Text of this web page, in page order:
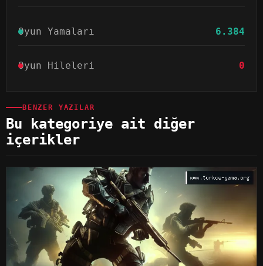
Oyun Yamaları 6.384
Oyun Hileleri 0
BENZER YAZILAR
Bu kategoriye ait diğer
içerikler